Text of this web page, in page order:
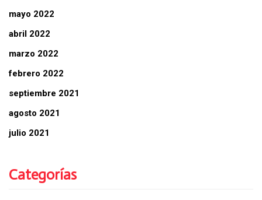
mayo 2022
abril 2022
marzo 2022
febrero 2022
septiembre 2021
agosto 2021
julio 2021
Categorías